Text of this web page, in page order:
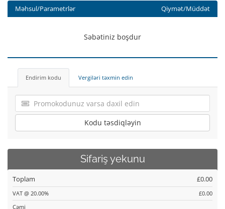
Məhsul/Parametrlər Qiymət/Müddət
Səbətiniz boşdur
Endirim kodu Vergiləri təxmin edin
Kodu təsdiqləyin
Sifariş yekunu
Toplam £0.00
VAT @ 20.00%
£0.00
Cəmi